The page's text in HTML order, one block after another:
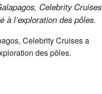
Celebrity Cruises
l’exploration des pôles.
Celebrity Cruises a
des pôles.